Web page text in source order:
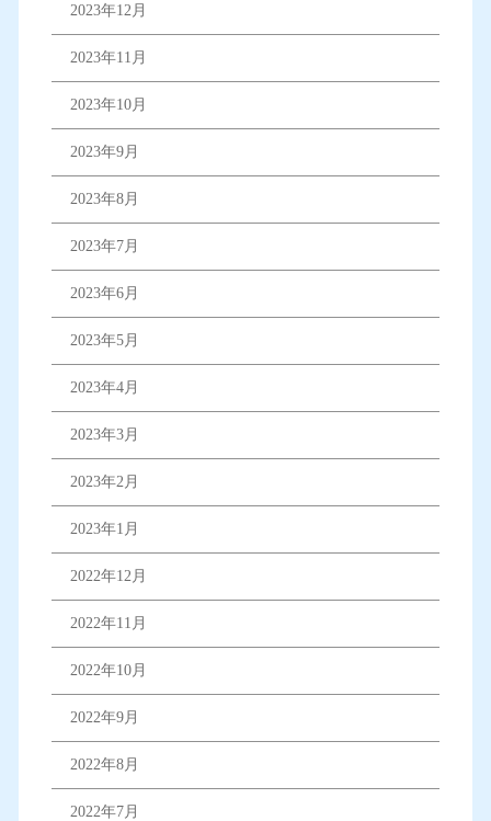
2023年12月
2023年11月
2023年10月
2023年9月
2023年8月
2023年7月
2023年6月
2023年5月
2023年4月
2023年3月
2023年2月
2023年1月
2022年12月
2022年11月
2022年10月
2022年9月
2022年8月
2022年7月